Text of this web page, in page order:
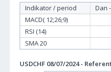
Indikator / period
Dan -
MACD( 12;26;9)
RSI (14)
SMA 20
USDCHF 08/07/2024 -